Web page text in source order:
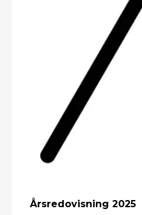
Årsredovisning 2025